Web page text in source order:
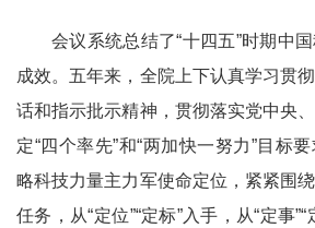
会议系统总结了“十四五”时期中
成效。五年来，全院上下认真学习贯
话和指示批示精神，贯彻落实党中央
定“四个率先”和“两加快一努力”目标
略科技力量主力军使命定位，紧紧围
任务，从“定位”“定标”入手，从“定事